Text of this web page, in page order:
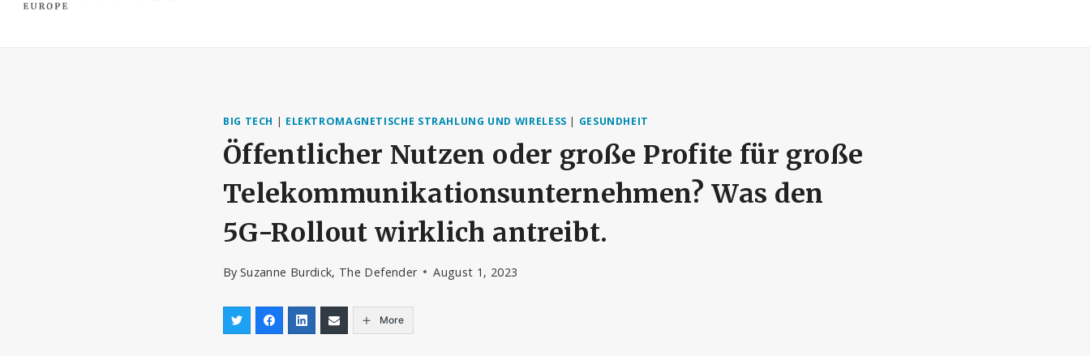
BIG TECH | ELEKTROMAGNETISCHE STRAHLUNG UND WIRELESS | GESUNDHEIT
Öffentlicher Nutzen oder große Profite für große
Telekommunikationsunternehmen? Was den
5G-Rollout wirklich antreibt.
By Suzanne Burdick, The Defender August 1, 2023
More